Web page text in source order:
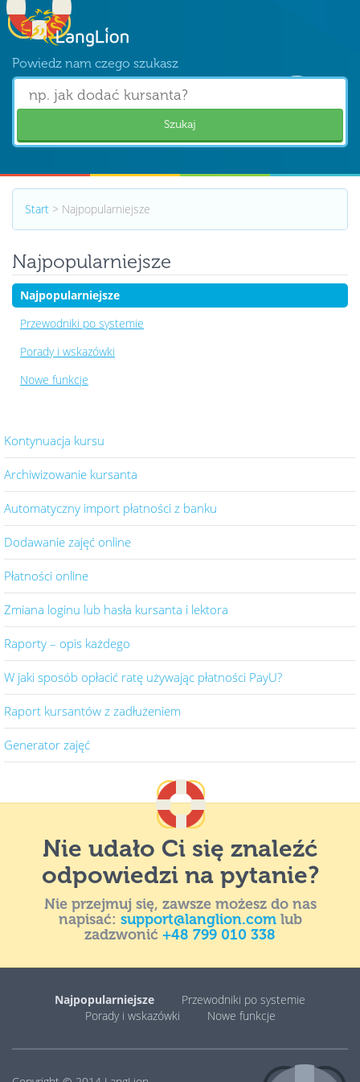
Powiedz nam czego szukasz
Szukaj
Start > Najpopularniejsze
Najpopularniejsze
Najpopularniejsze
Przewodniki po systemie
Porady i wskazówki
Nowe funkcje
Kontynuacja kursu
Archiwizowanie kursanta
Automatyczny import płatności z banku
Dodawanie zajęć online
Płatności online
Zmiana loginu lub hasła kursanta i lektora
Raporty – opis każdego
W jaki sposób opłacić ratę używając płatności PayU?
Raport kursantów z zadłużeniem
Generator zajęć
Nie udało Ci się znaleźć
odpowiedzi na pytanie?
Nie przejmuj się, zawsze możesz do nas
napisać: support@langlion.comlub
zadzwonić +48 799 010 338
Najpopularniejsze
Przewodniki po systemie
Porady i wskazówki
Nowe funkcje